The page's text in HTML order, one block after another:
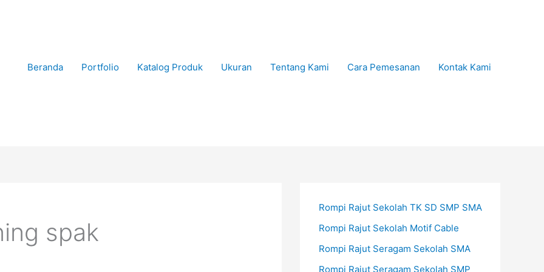
Beranda Portfolio Katalog Produk Ukuran Tentang Kami Cara Pemesanan Kontak Kami
spak
Rompi Rajut Sekolah TK SD SMP SMA
Rompi Rajut Sekolah Motif Cable
Rompi Rajut Seragam Sekolah SMA
Rompi Rajut Seragam Sekolah SMP